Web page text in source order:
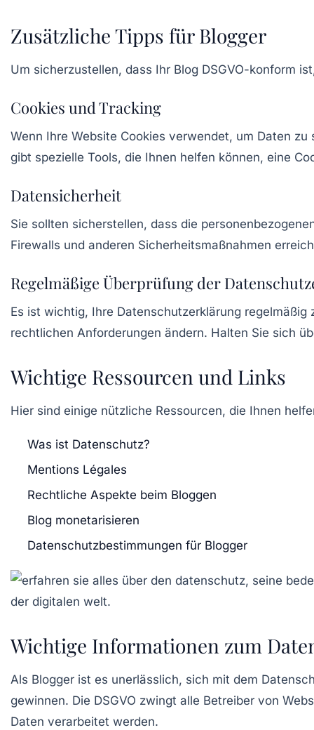
Zusätzliche Tipps für Blogger
Um sicherzustellen, dass Ihr Blog DSGVO-konform
Cookies und Tracking
Wenn Ihre Website Cookies verwendet, um Daten
gibt spezielle Tools, die Ihnen helfen können, eine
Datensicherheit
Sie sollten sicherstellen, dass die
Firewalls und anderen Sicherheitsmaßnahmen
Regelmäßige Überprüfung der
Es ist wichtig, Ihre Datenschutzerklärung
rechtlichen Anforderungen ändern. Halten Sie sich
Wichtige Ressourcen und Links
Hier sind einige nützliche Ressourcen, die Ihnen
Was ist Datenschutz?
Mentions Légales
Rechtliche Aspekte beim Bloggen
Blog monetarisieren
Datenschutzbestimmungen für Blogger
Wichtige Informationen zum
Als Blogger ist es unerlässlich, sich mit dem
gewinnen. Die DSGVO zwingt alle Betreiber von
Daten verarbeitet werden.